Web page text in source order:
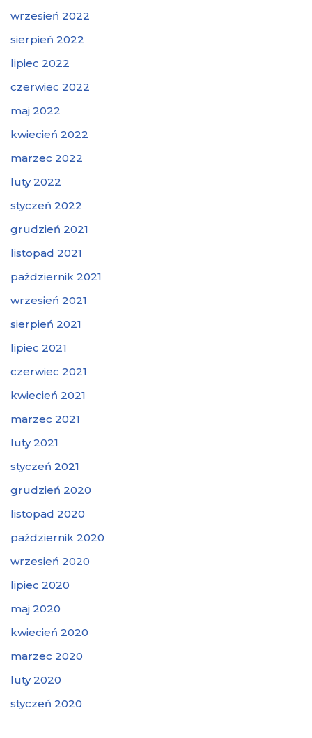
wrzesień 2022
sierpień 2022
lipiec 2022
czerwiec 2022
maj 2022
kwiecień 2022
marzec 2022
luty 2022
styczeń 2022
grudzień 2021
listopad 2021
październik 2021
wrzesień 2021
sierpień 2021
lipiec 2021
czerwiec 2021
kwiecień 2021
marzec 2021
luty 2021
styczeń 2021
grudzień 2020
listopad 2020
październik 2020
wrzesień 2020
lipiec 2020
maj 2020
kwiecień 2020
marzec 2020
luty 2020
styczeń 2020